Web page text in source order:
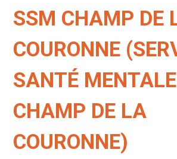
SSM CHAMP DE
COURONNE
SANTÉ MENTALE
CHAMP DE LA
COURONNE)